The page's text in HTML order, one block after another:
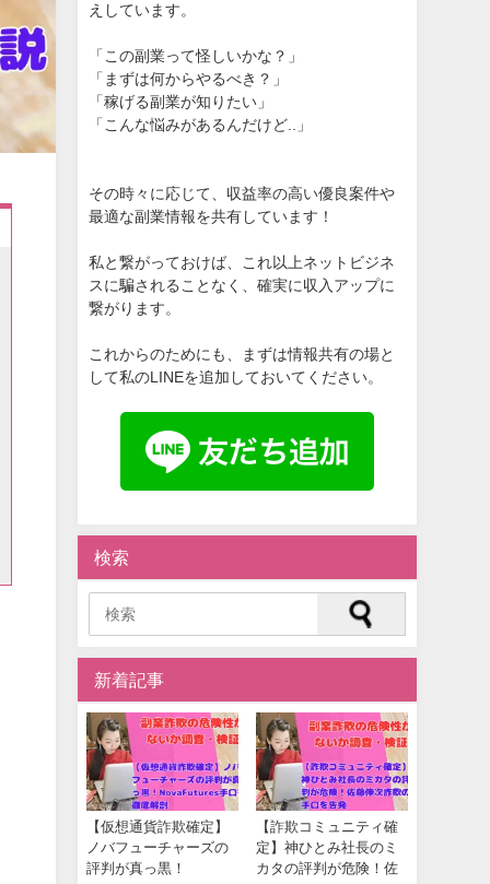
えしています。
「この副業って怪しいかな？」
「まずは何からやるべき？」
「稼げる副業が知りたい」
「こんな悩みがあるんだけど..」
その時々に応じて、収益率の高い優良案件や
最適な副業情報を共有しています！
私と繋がっておけば、これ以上ネットビジネ
スに騙されることなく、確実に収入アップに
繋がります。
これからのためにも、まずは情報共有の場と
して私のLINEを追加しておいてください。
検索
新着記事
【仮想通貨詐欺確定】
ノバフューチャーズの
評判が真っ黒！
【詐欺コミュニティ確
定】神ひとみ社長のミ
カタの評判が危険！佐